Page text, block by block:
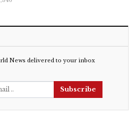
News delivered to your inbox
Subscribe